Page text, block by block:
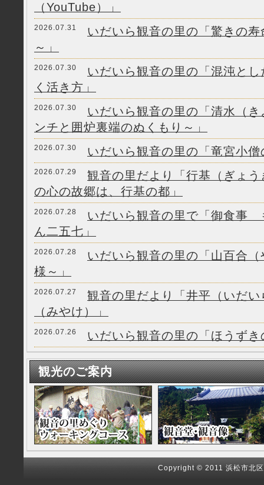
（YouTube）」
2026.07.31
いだいら観音の里の「驚きの
～」
2026.07.30
いだいら観音の里の「混沌と
く活き方」
2026.07.30
いだいら観音の里の「清水（
ンチと囲炉裏端のぬくもり～」
2026.07.30 いだいら観音の里の「竜宮小
2026.07.29
観音の里だより「行基（ぎょ
の心の故郷は、行基の都」
2026.07.28
いだいら観音の里で「御食事
ん二五七」
2026.07.28
いだいら観音の里の「山百合
様～」
2026.07.27
観音の里だより「井平（いだ
（みやけ）」
2026.07.26 いだいら観音の里の「ほうず
観光のご案内
Copyright © 2011 浜松市北